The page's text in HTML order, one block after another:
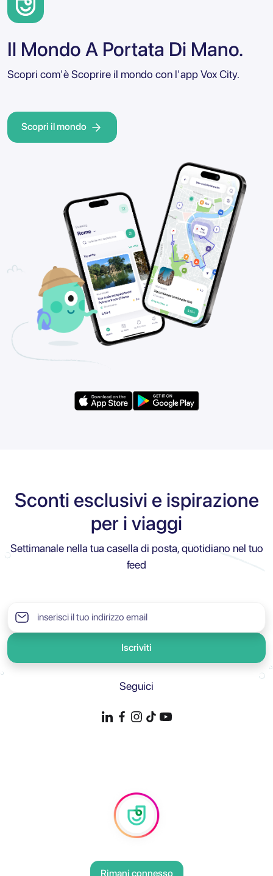
Il Mondo A Portata Di Mano.
Scopri com'è Scoprire il mondo con l'app Vox City.
Scopri il mondo
Sconti esclusivi e ispirazione
per i viaggi
Settimanale nella tua casella di posta, quotidiano nel tuo
feed
Iscriviti
Seguici
Rimani connesso